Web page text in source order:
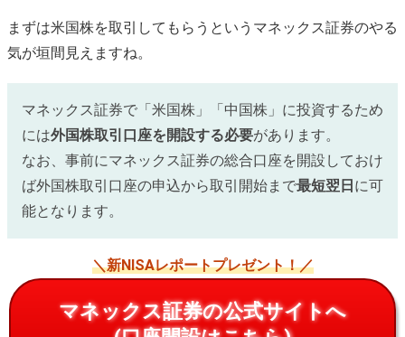
まずは米国株を取引してもらうというマネックス証券のやる
気が垣間見えますね。
マネックス証券で「米国株」「中国株」に投資するため
には外国株取引口座を開設する必要があります。
なお、事前にマネックス証券の総合口座を開設しておけ
ば外国株取引口座の申込から取引開始まで最短翌日 に可
能となります。
＼新NISAレポートプレゼント！／
マネックス証券の公式サイトへ